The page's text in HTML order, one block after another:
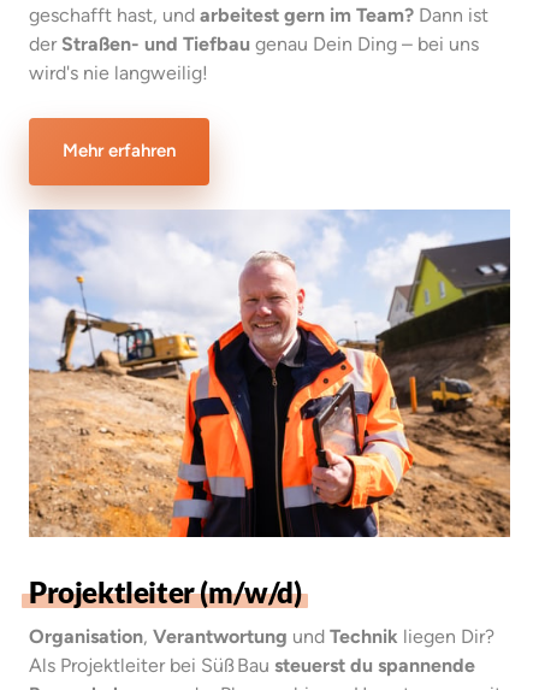
geschafft hast, und arbeitest gern im Team? Dann ist
der Straßen- und Tiefbau genau Dein Ding – bei uns
wird's nie langweilig!
Mehr erfahren
Projektleiter (m/w/d)
Organisation, Verantwortung und Technik liegen Dir?
Als Projektleiter bei Süß Bau steuerst du spannende